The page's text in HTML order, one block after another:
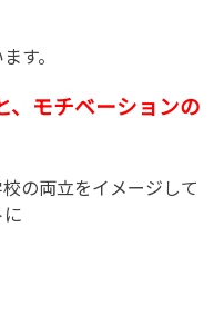
す。
、モチベーションの
の両立をイメージして
に